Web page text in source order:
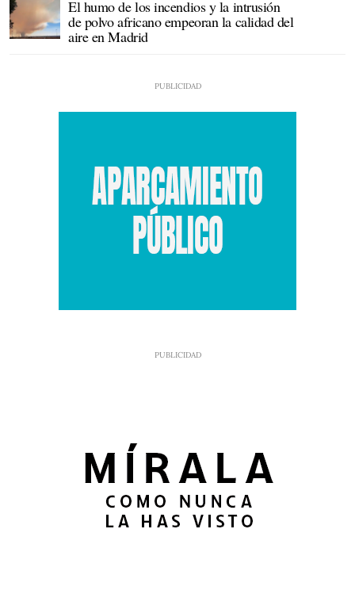
El humo de los incendios y la intrusión
de polvo africano empeoran la calidad del
aire en Madrid